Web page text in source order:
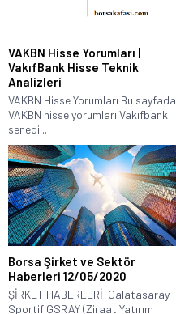
VAKBN Hisse Yorumları |
VakıfBank Hisse Teknik
Analizleri
VAKBN Hisse Yorumları Bu sayfada
VAKBN hisse yorumları Vakıfbank
senedi...
Borsa Şirket ve Sektör
Haberleri 12/05/2020
ŞİRKET HABERLERİ Galatasaray
Sportif GSRAY (Ziraat Yatırım